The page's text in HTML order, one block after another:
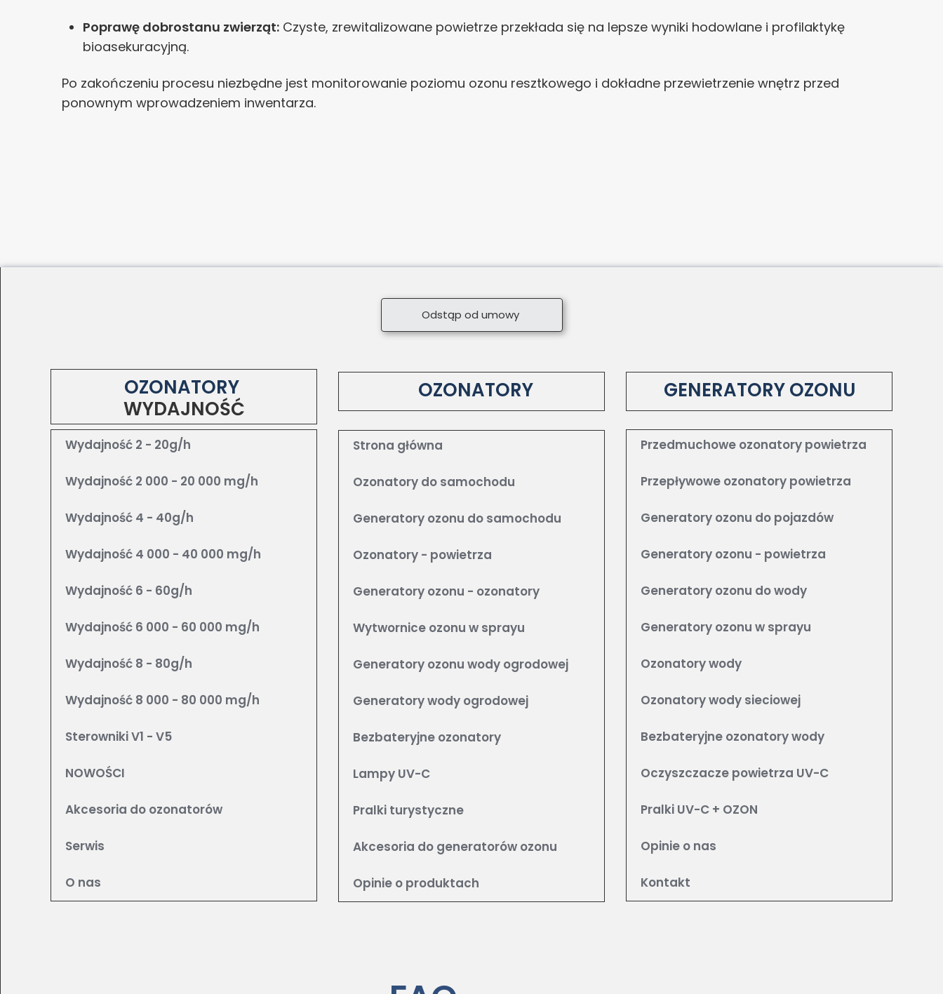
Poprawę dobrostanu zwierząt: Czyste, zrewitalizowane powietrze przekłada się na lepsze wyniki hodowlane i profilaktykę
bioasekuracyjną.
Po zakończeniu procesu niezbędne jest monitorowanie poziomu ozonu resztkowego i dokładne przewietrzenie wnętrz przed
ponownym wprowadzeniem inwentarza.
Odstąp od umowy
OZONATORY
WYDAJNOŚĆ
Wydajność 2 - 20g/h
Wydajność 2 000 - 20 000 mg/h
Wydajność 4 - 40g/h
Wydajność 4 000 - 40 000 mg/h
Wydajność 6 - 60g/h
Wydajność 6 000 - 60 000 mg/h
Wydajność 8 - 80g/h
Wydajność 8 000 - 80 000 mg/h
Sterowniki V1 - V5
NOWOŚCI
Akcesoria do ozonatorów
Serwis
O nas
Strona główna
Ozonatory do samochodu
Generatory ozonu do samochodu
Ozonatory - powietrza
Generatory ozonu - ozonatory
Wytwornice ozonu w sprayu
Generatory ozonu wody ogrodowej
Generatory wody ogrodowej
Bezbateryjne ozonatory
Lampy UV-C
Pralki turystyczne
Akcesoria do generatorów ozonu
Opinie o produktach
OZONATORY
Przedmuchowe ozonatory powietrza
Przepływowe ozonatory powietrza
Generatory ozonu do pojazdów
Generatory ozonu - powietrza
Generatory ozonu do wody
Generatory ozonu w sprayu
Ozonatory wody
Ozonatory wody sieciowej
Bezbateryjne ozonatory wody
Oczyszczacze powietrza UV-C
Pralki UV-C + OZON
Opinie o nas
Kontakt
GENERATORY OZONU